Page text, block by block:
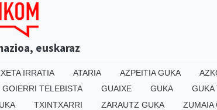
euskaraz
IRRATIA ATARIA AZPEITIA GUKA
GOIERRI TELEBISTA GUAIXE GUKA GUKA
TXINTXARRI ZARAUTZ GUKA ZUMAIA